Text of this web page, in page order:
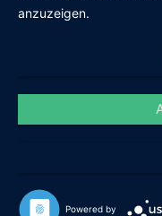
anzuzeigen.
Powered by